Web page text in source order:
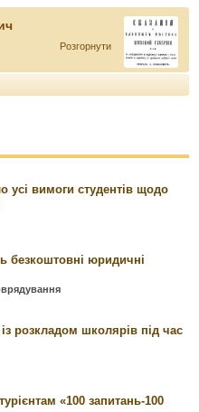
Розгорнути
усі вимоги студентів щодо
безкоштовні юридичні
розкладом школярів під час
«100 запитань-100